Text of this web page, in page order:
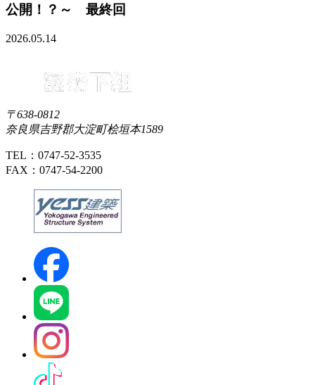
公開！？～ 最終回
2026.05.14
〒638-0812
奈良県吉野郡大淀町桧垣本1589
TEL：0747-52-3535
FAX：0747-54-2200